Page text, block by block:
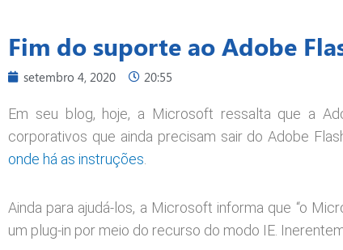
Fim do suporte ao Adobe
setembro 4, 2020 20:55
Em seu blog, hoje, a Microsoft ressalta que a
corporativos que ainda precisam sair do Adobe
onde há as instruções
Ainda para ajudá-los, a Microsoft informa que “o
um plug-in por meio do recurso do modo IE.